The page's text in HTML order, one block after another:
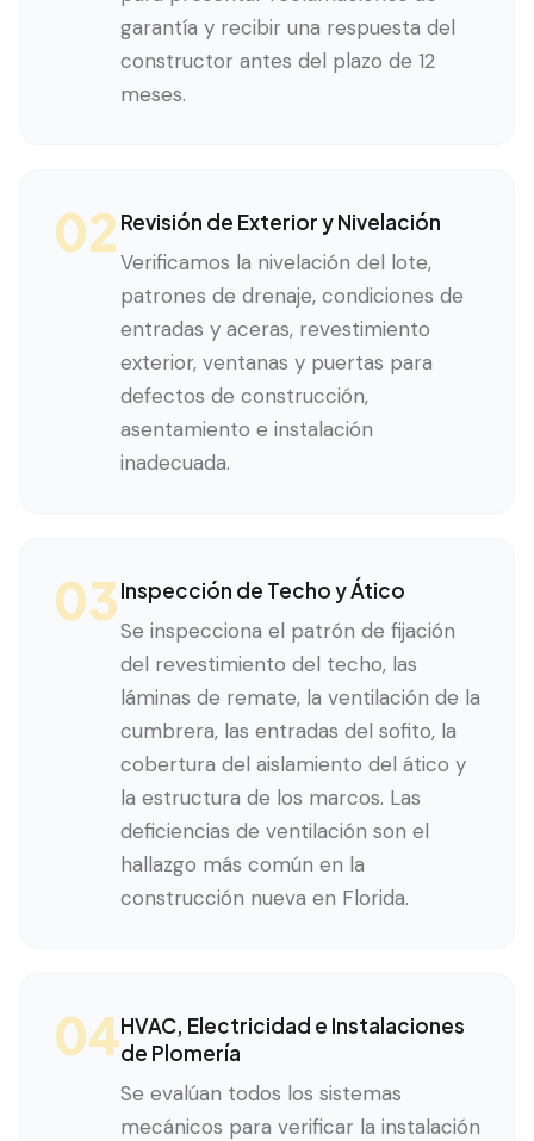
garantía y recibir una respuesta del
constructor antes del plazo de 12
meses.
02 Revisión de Exterior y Nivelación
Verificamos la nivelación del lote,
patrones de drenaje, condiciones de
entradas y aceras, revestimiento
exterior, ventanas y puertas para
defectos de construcción,
asentamiento e instalación
inadecuada.
03Inspección de Techo y Ático
Se inspecciona el patrón de fijación
del revestimiento del techo, las
láminas de remate, la ventilación de la
cumbrera, las entradas del sofito, la
cobertura del aislamiento del ático y
la estructura de los marcos. Las
deficiencias de ventilación son el
hallazgo más común en la
construcción nueva en Florida.
04HVAC, Electricidad e Instalaciones
de Plomería
Se evalúan todos los sistemas
mecánicos para verificar la instalación